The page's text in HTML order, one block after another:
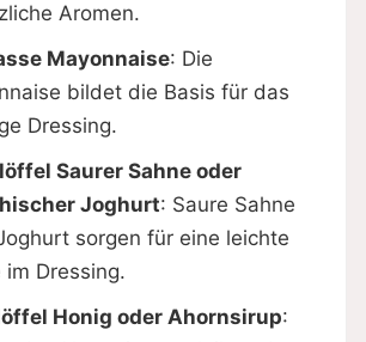
Aromen.
Mayonnaise: Die
bildet die Basis für das
Dressing.
Saurer Sahne oder
Joghurt: Saure Sahne
sorgen für eine leichte
im Dressing.
Honig oder Ahornsirup: